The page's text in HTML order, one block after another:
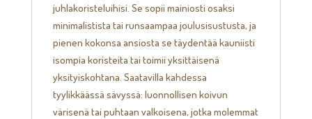
juhlakoristeluihisi. Se sopii mainiosti osaksi
minimalistista tai runsaampaa joulusisustusta, ja
pienen kokonsa ansiosta se täydentää kauniisti
isompia koristeita tai toimii yksittäisenä
yksityiskohtana. Saatavilla kahdessa
tyylikkäässä sävyssä: luonnollisen koivun
värisenä tai puhtaan valkoisena, jotka molemmat